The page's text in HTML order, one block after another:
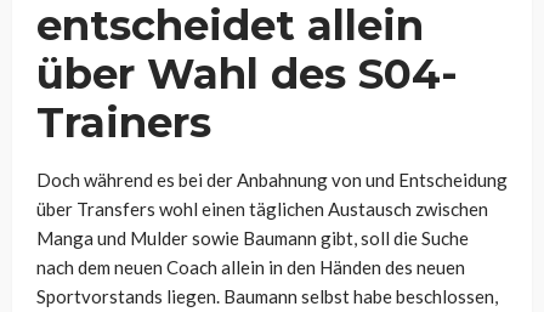
entscheidet allein
über Wahl des S04-
Trainers
Doch während es bei der Anbahnung von und Entscheidung
über Transfers wohl einen täglichen Austausch zwischen
Manga und Mulder sowie Baumann gibt, soll die Suche
nach dem neuen Coach allein in den Händen des neuen
Sportvorstands liegen. Baumann selbst habe beschlossen,